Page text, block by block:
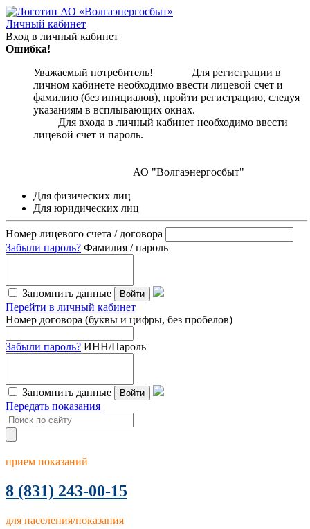
Личный кабинет
Вход в личный кабинет
Ошибка!
Уважаемый потребитель! Для регистрации в
личном кабинете необходимо ввести лицевой счет и
фамилию (без инициалов), пройти регистрацию, следуя
указаниям в всплывающих окнах.
Для входа в личный кабинет необходимо ввести
лицевой счет и пароль.
АО "Волгаэнергосбыт"
Для физических лиц
Для юридических лиц
Номер лицевого счета / договора
Забыли пароль? Фамилия / пароль
Запомнить данные Войти
Перейти в личный кабинет
Номер договора (буквы и цифры, без пробелов)
Забыли пароль? ИНН/Пароль
Запомнить данные Войти
Передать показания
прием показаний
8 (831) 243-00-15
для населения/показания